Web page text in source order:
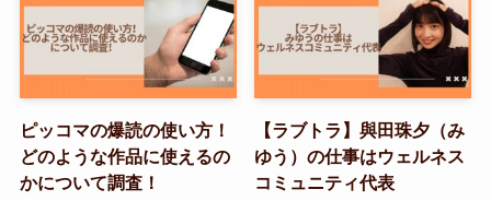
ピッコマの爆読の使い方！
どのような作品に使えるの
かについて調査！
【ラブトラ】與田珠夕（み
ゆう）の仕事はウェルネス
コミュニティ代表